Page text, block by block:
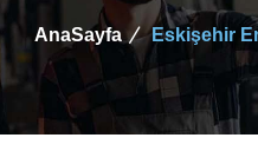
AnaSayfa Eskişehir